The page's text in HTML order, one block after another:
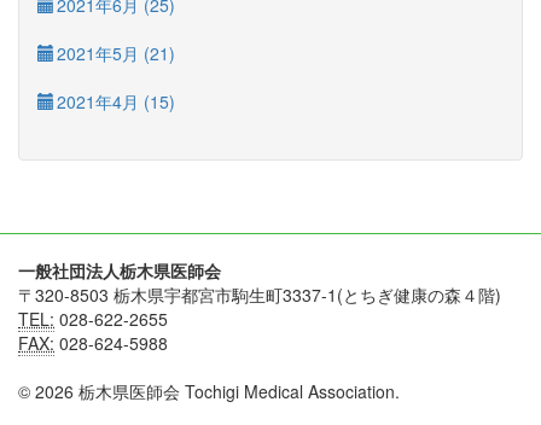
2021年6月 (25)
2021年5月 (21)
2021年4月 (15)
一般社団法人栃木県医師会
〒320-8503 栃木県宇都宮市駒生町3337-1(とちぎ健康の森４階)
TEL: 028-622-2655
FAX: 028-624-5988
© 2026 栃木県医師会 Tochigi Medical Association.